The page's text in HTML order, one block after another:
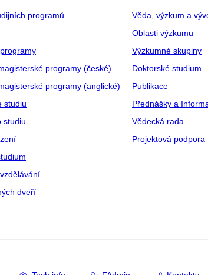
programů
programy (české)
programy (anglické)
studiu
studiu
dveří
Věda, výzkum a
Oblasti výzkumu
Výzkumné skupiny
Doktorské studium
Publikace
Přednášky a
Vědecká rada
Projektová podpora